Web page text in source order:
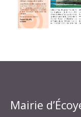
Mairie